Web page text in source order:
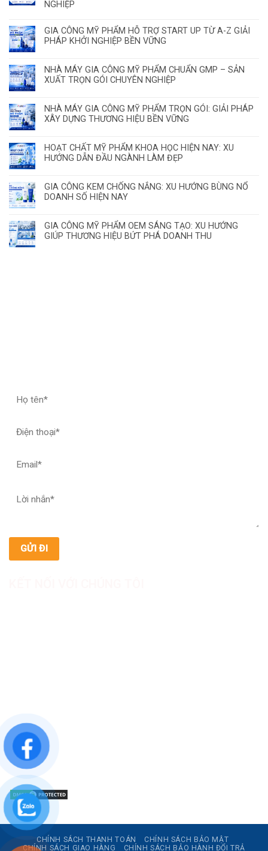
NGHIỆP
GIA CÔNG MỸ PHẨM HỖ TRỢ START UP TỪ A-Z GIẢI
PHÁP KHỞI NGHIỆP BỀN VỮNG
NHÀ MÁY GIA CÔNG MỸ PHẨM CHUẨN GMP – SẢN
XUẤT TRỌN GÓI CHUYÊN NGHIỆP
NHÀ MÁY GIA CÔNG MỸ PHẨM TRỌN GÓI: GIẢI PHÁP
XÂY DỰNG THƯƠNG HIỆU BỀN VỮNG
HOẠT CHẤT MỸ PHẨM KHOA HỌC HIỆN NAY: XU
HƯỚNG DẪN ĐẦU NGÀNH LÀM ĐẸP
GIA CÔNG KEM CHỐNG NẮNG: XU HƯỚNG BÙNG NỔ
DOANH SỐ HIỆN NAY
GIA CÔNG MỸ PHẨM OEM SÁNG TẠO: XU HƯỚNG
GIÚP THƯƠNG HIỆU BỨT PHÁ DOANH THU
Website: https://asialab.com.vn/
Email: giacongasialab@gmail.com
CHÍNH SÁCH THANH TOÁN
CHÍNH SÁCH BẢO MẬT
CHÍNH SÁCH GIAO HÀNG
CHÍNH SÁCH BẢO HÀNH ĐỔI TRẢ